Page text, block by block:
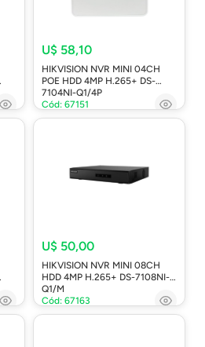
U$ 58,10
HIKVISION NVR MINI 04CH
POE HDD 4MP H.265+ DS-
7104NI-Q1/4P
Cód: 67151
U$ 50,00
HIKVISION NVR MINI 08CH
HDD 4MP H.265+ DS-7108NI-
Q1/M
Cód: 67163